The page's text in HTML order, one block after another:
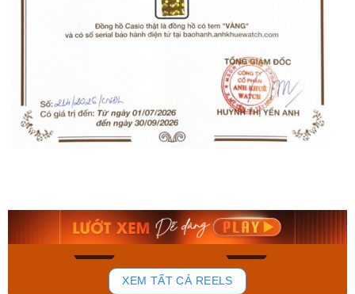
178
Mua ngay Mua ngay
XEM TẤT CẢ REELS